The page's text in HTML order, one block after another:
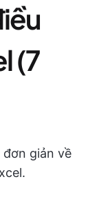
(7
giản về